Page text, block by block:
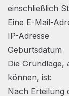
einschließlich
Eine E-Mail-
IP-Adresse
Geburtsdatum
Die Grundlage,
können, ist:
Nach Erteilung